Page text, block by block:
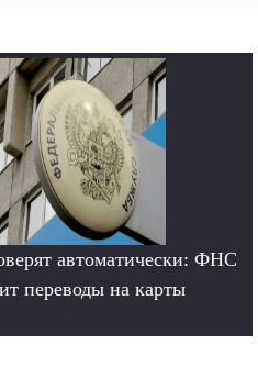
автоматически: ФНС
переводы на карты